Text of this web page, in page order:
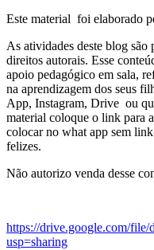
Este material foi elaborado
As atividades deste blog
direitos autorais. Esse
apoio pedagógico em sala,
na aprendizagem dos seus
App, Instagram, Drive ou
material coloque o link para
colocar no what app sem
felizes.
Não autorizo venda desse
https://drive.google.com/
usp=sharing